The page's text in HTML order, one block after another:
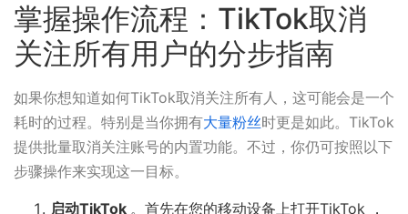
掌握操作流程：TikTok取消
关注所有用户的分步指南
如果你想知道如何TikTok取消关注所有人，这可能会是一个
耗时的过程。特别是当你拥有大量粉丝时更是如此。TikTok
提供批量取消关注账号的内置功能。不过，你仍可按照以下
步骤操作来实现这一目标。
启动TikTok 。首先在您的移动设备上打开TikTok ，